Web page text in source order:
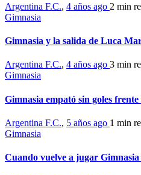
Argentina F.C., 4 años ago 2 min
Gimnasia
Gimnasia y la salida de Luca
Argentina F.C., 4 años ago 3 min
Gimnasia
Gimnasia empató sin goles
Argentina F.C., 5 años ago 1 min
Gimnasia
Cuando vuelve a jugar